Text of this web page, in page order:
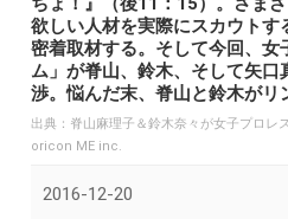
欲しい人材を実際にスカウト
密着取材する。そして今回、
ム」が脊山、鈴木、そして矢
渉。悩んだ末、脊山と鈴木がリ
出典： 脊山麻理子＆鈴木奈々が女子プロレ
oricon ME inc.
2016-12-20